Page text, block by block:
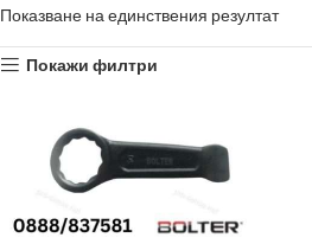
Показване на единствения резултат
Покажи филтри